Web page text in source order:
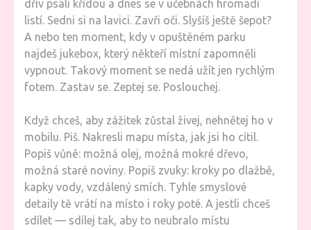
dřív psali křídou a dnes se v učebnách hromadí
listí. Sedni si na lavici. Zavři oči. Slyšíš ještě šepot?
A nebo ten moment, kdy v opuštěném parku
najdeš jukebox, který někteří místní zapomněli
vypnout. Takový moment se nedá užít jen rychlým
fotem. Zastav se. Zeptej se. Poslouchej.
Když chceš, aby zážitek zůstal živej, nehnětej ho v
mobilu. Piš. Nakresli mapu místa, jak jsi ho cítil.
Popiš vůně: možná olej, možná mokré dřevo,
možná staré noviny. Popiš zvuky: kroky po dlažbě,
kapky vody, vzdálený smích. Tyhle smyslové
detaily tě vrátí na místo i roky poté. A jestli chceš
sdílet — sdílej tak, aby to neubralo místu